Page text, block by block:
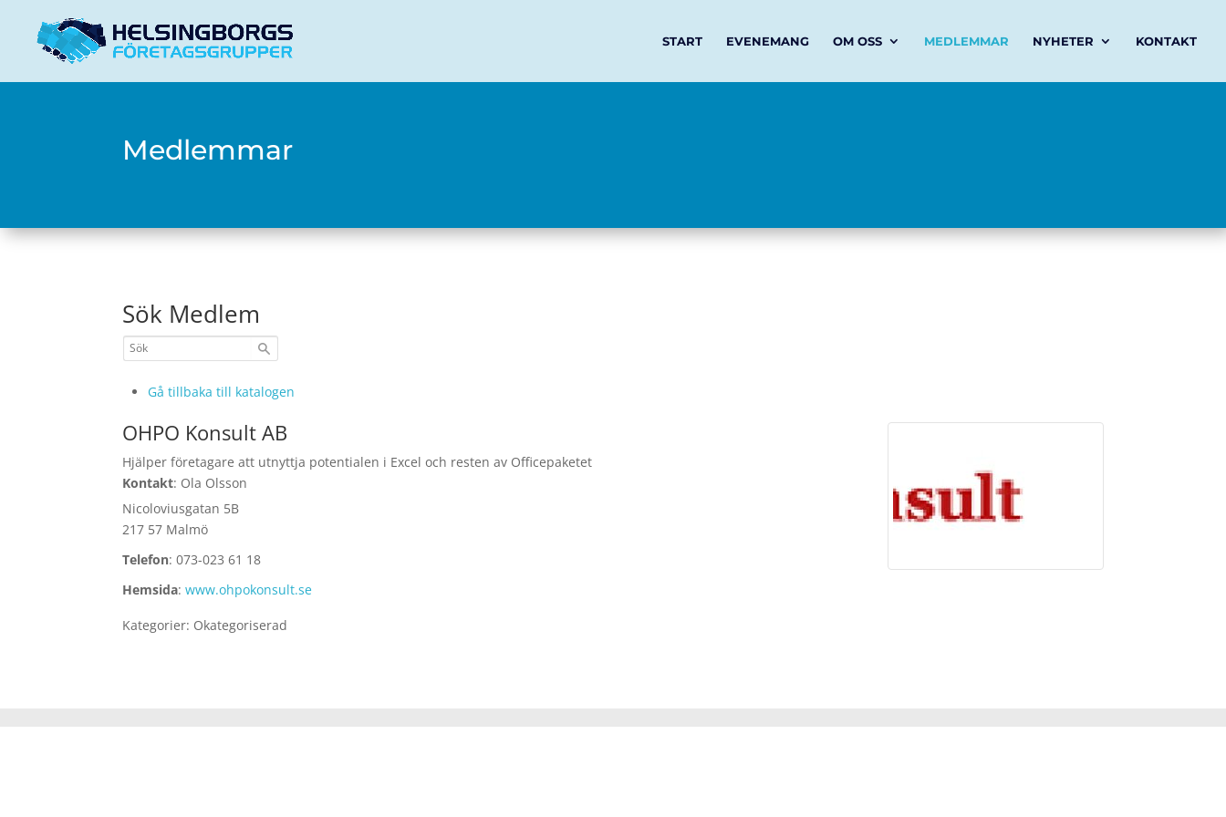
START EVENEMANG OM OSS MEDLEMMAR NYHETER KONTAKT
Medlemmar
Sök Medlem
Gå tillbaka till katalogen
OHPO Konsult AB
Hjälper företagare att utnyttja potentialen i Excel och resten av Officepaketet
Kontakt: Ola Olsson
Nicoloviusgatan 5B
217 57 Malmö
Telefon: 073-023 61 18
Hemsida: www.ohpokonsult.se
Kategorier: Okategoriserad